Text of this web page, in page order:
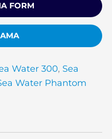
FORM
Water 300, Sea
Water Phantom